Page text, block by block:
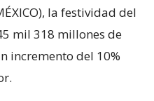
la festividad del
mil 318 millones de
incremento del 10%